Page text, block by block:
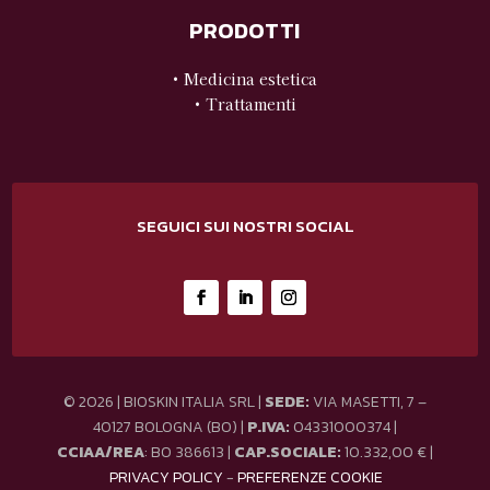
PRODOTTI
• Medicina estetica
• Trattamenti
SEGUICI SUI NOSTRI SOCIAL
© 2026 | BIOSKIN ITALIA SRL | SEDE: VIA MASETTI, 7 –
40127 BOLOGNA (BO) | P.IVA: 04331000374 |
CCIAA/REA: BO 386613 | CAP.SOCIALE:10.332,00 € |
PRIVACY POLICY-PREFERENZE COOKIE